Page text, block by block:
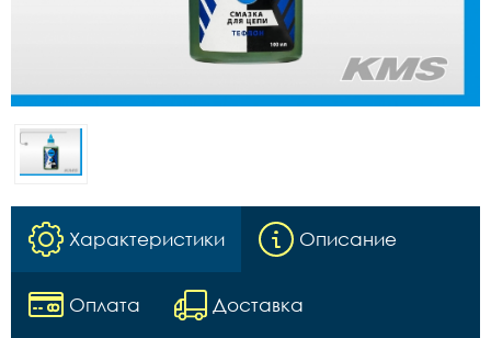
Характеристики Описание
Оплата Доставка